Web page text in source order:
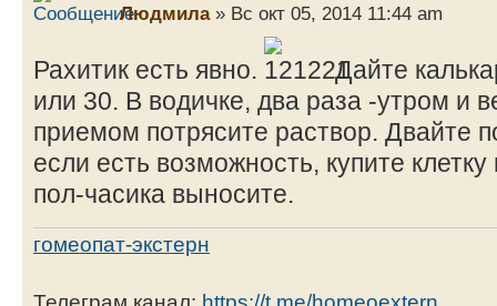
Людмила» Вс окт 05, 2014 11:44 am
Рахитик есть явно.
Дайте
или 30. В водичке, два раза -утром и
приемом потрясите раствор. Двайте
если есть возможность, купите
пол-часика выносите.
гомеопат-экстерн